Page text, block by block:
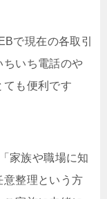
で現在の各取引
ちいち電話のや
ても便利です
「家族や職場に知
意整理という方